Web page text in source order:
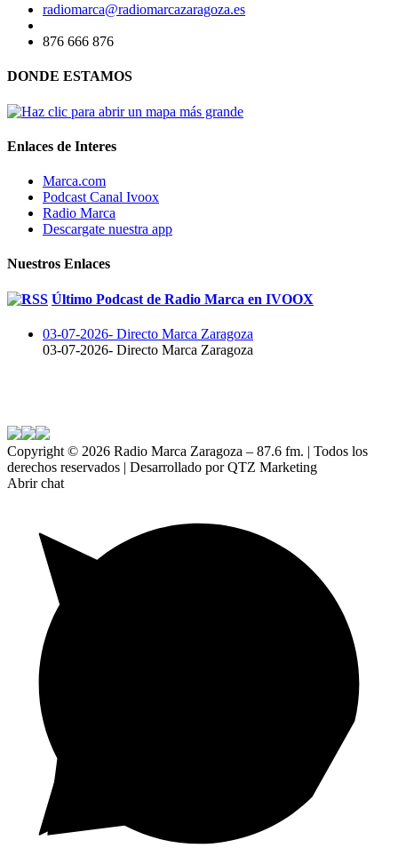
radiomarca@radiomarcazaragoza.es
876 666 876
DONDE ESTAMOS
Enlaces de Interes
Marca.com
Podcast Canal Ivoox
Radio Marca
Descargate nuestra app
Nuestros Enlaces
Último Podcast de Radio Marca en IVOOX
03-07-2026- Directo Marca Zaragoza
03-07-2026- Directo Marca Zaragoza
Copyright © 2026 Radio Marca Zaragoza – 87.6 fm. | Todos los
derechos reservados | Desarrollado por QTZ Marketing
Abrir chat